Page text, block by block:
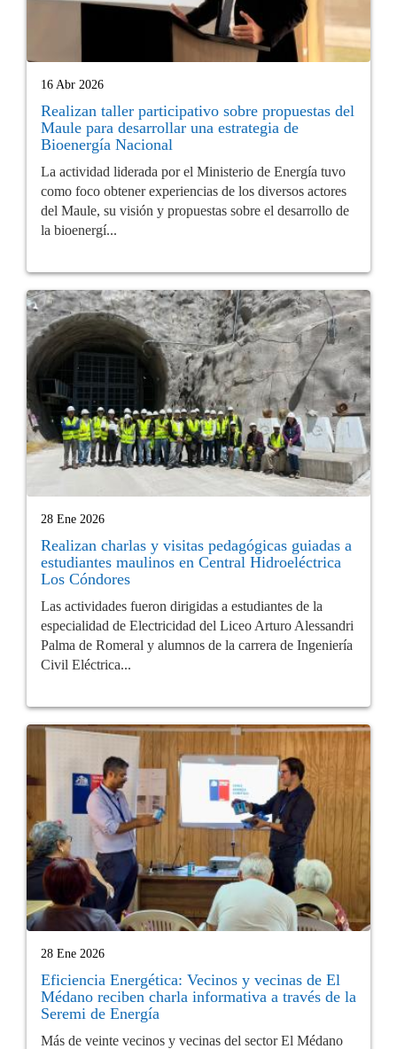
16 Abr 2026
Realizan taller participativo sobre propuestas del
Maule para desarrollar una estrategia de
Bioenergía Nacional
La actividad liderada por el Ministerio de Energía tuvo
como foco obtener experiencias de los diversos actores
del Maule, su visión y propuestas sobre el desarrollo de
la bioenergí...
28 Ene 2026
Realizan charlas y visitas pedagógicas guiadas a
estudiantes maulinos en Central Hidroeléctrica
Los Cóndores
Las actividades fueron dirigidas a estudiantes de la
especialidad de Electricidad del Liceo Arturo Alessandri
Palma de Romeral y alumnos de la carrera de Ingeniería
Civil Eléctrica...
28 Ene 2026
Eficiencia Energética: Vecinos y vecinas de El
Médano reciben charla informativa a través de la
Seremi de Energía
Más de veinte vecinos y vecinas del sector El Médano